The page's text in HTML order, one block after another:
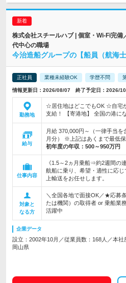
株式会社スチールハブ | 個室・Wi-Fi完
代中心の職場
今治造船グループの【船員（航海
正社員 業種未経験OK 学歴不問
情報更新日：2026/08/07 終了予定日：2026/
勤務地
☆居住地はどこでもOK ☆自宅
支給！ 【寄港地】 全国の港に
給与
月給 370,000円～（一律手当
月分） ※上記はあくまで最低
初年度の年収： 500～950万円
仕事内容
《1.5～2ヵ月乗船⇒約2週間の
航船に乗り、希望・適性に応
上輸送をお任せします。
対象と
なる方
＼全国各地で面接OK／★応募
たは機関）の取得者 or 乗船業
活躍中
企業データ
設立：2002年10月／従業員数：168人／本社
岡山県